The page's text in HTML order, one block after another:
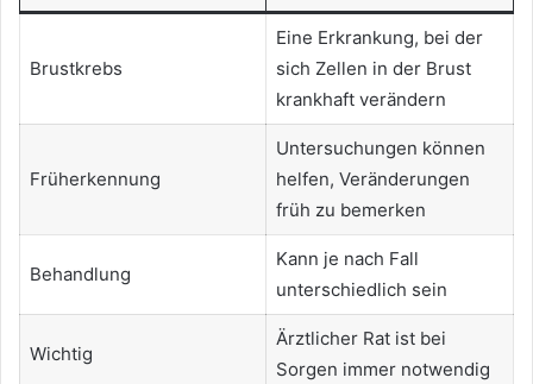
Brustkrebs
Eine Erkrankung, bei der
sich Zellen in der Brust
krankhaft verändern
Früherkennung
Untersuchungen können
helfen, Veränderungen
früh zu bemerken
Behandlung
Kann je nach Fall
unterschiedlich sein
Wichtig
Ärztlicher Rat ist bei
Sorgen immer notwendig